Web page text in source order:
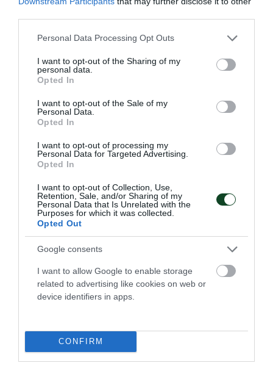
Please note that this website/app uses one or more Google
not limited to your visit or usage behaviour. You may click to
grant or deny consent to Google and its third-party tags to
use your data for below specified purposes in below Google
consent section.
Personal Data Processing Opt Outs
I want to opt-out of the Sharing of my
personal data.
Opted In
I want to opt-out of the Sale of my
Personal Data.
Opted In
I want to opt-out of processing my
Personal Data for Targeted Advertising.
Opted In
I want to opt-out of Collection, Use,
Retention, Sale, and/or Sharing of my
Personal Data that Is Unrelated with the
Purposes for which it was collected.
Opted Out
Google consents
I want to allow Google to enable storage
related to advertising like cookies on web or
device identifiers in apps.
CONFIRM
Πρωταθλητής Ελλάδας ο
Παναθηναϊκός!
στίβο ανδρών και αυτός ήταν συνολικά ο 1867ος τίτλος για
το «τριφύλλι». Στη δεύτερη θέση κατετάγη η ομάδα
γυναικών.
26.07.2026 ΣΤΙΒΟΣ
ΤΕΛΕΥΤΑΙΑ ΝΕΑ